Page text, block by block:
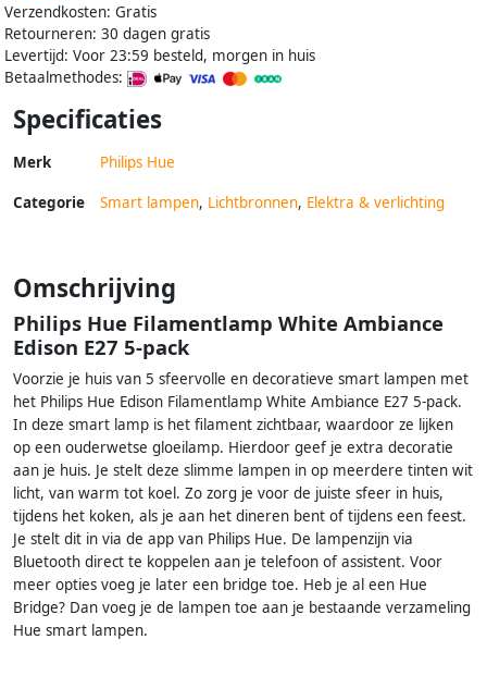
Verzendkosten: Gratis
Retourneren: 30 dagen gratis
Levertijd: Voor 23:59 besteld, morgen in huis
Betaalmethodes:
Specificaties
Merk Philips Hue
Categorie Smart lampen, Lichtbronnen, Elektra & verlichting
Omschrijving
Philips Hue Filamentlamp White Ambiance
Edison E27 5-pack
Voorzie je huis van 5 sfeervolle en decoratieve smart lampen met
het Philips Hue Edison Filamentlamp White Ambiance E27 5-pack.
In deze smart lamp is het filament zichtbaar, waardoor ze lijken
op een ouderwetse gloeilamp. Hierdoor geef je extra decoratie
aan je huis. Je stelt deze slimme lampen in op meerdere tinten wit
licht, van warm tot koel. Zo zorg je voor de juiste sfeer in huis,
tijdens het koken, als je aan het dineren bent of tijdens een feest.
Je stelt dit in via de app van Philips Hue. De lampenzijn via
Bluetooth direct te koppelen aan je telefoon of assistent. Voor
meer opties voeg je later een bridge toe. Heb je al een Hue
Bridge? Dan voeg je de lampen toe aan je bestaande verzameling
Hue smart lampen.